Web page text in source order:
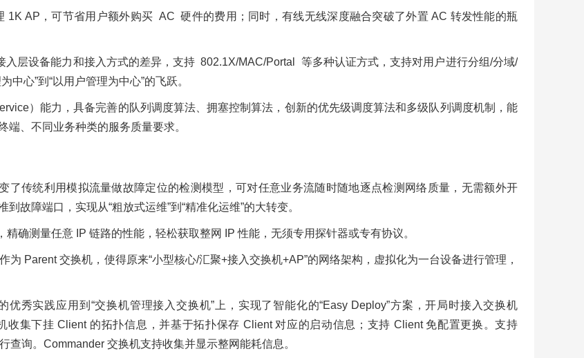
AP，可节省用户额外购买 AC 硬件的费用；同时，有线无线深度融合突破了外置 AC 转发性能的瓶
设备能力和接入方式的差异，支持 802.1X/MAC/Portal 等多种认证方式，支持对用户进行分组/分域/
心”到“以用户管理为中心”的飞跃。
）能力，具备完善的队列调度算法、拥塞控制算法，创新的优先级调度算法和多级队列调度机制，能
、不同业务种类的服务质量要求。
统利用模拟流量做故障定位的检测模型，可对任意业务流随时随地逐点检测网络质量，无需额外开
故障端口，实现从“粗放式运维”到“精准化运维”的大转变。
测量任意 IP 链路的性能，轻松获取整网 IP 性能，无须专用探针器或专有协议。
Parent 交换机，使得原来“小型核心/汇聚+接入交换机+AP”的网络架构，虚拟化为一台设备进行管理，
实践应用到“交换机管理接入交换机”上，实现了智能化的“Easy Deploy”方案，开局时接入交换机
收集下挂 Client 的拓扑信息，并基于拓扑保存 Client 对应的启动信息；支持 Client 免配置更换。支持
询。Commander 交换机支持收集并显示整网能耗信息。